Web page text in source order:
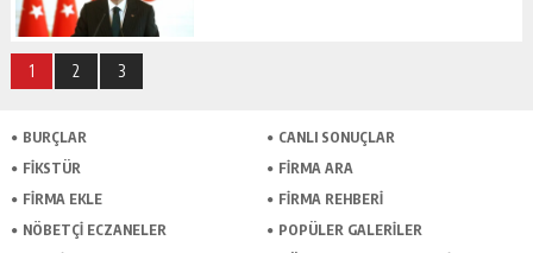
1 2 3
BURÇLAR
CANLI SONUÇLAR
FİKSTÜR
FİRMA ARA
FİRMA EKLE
FİRMA REHBERİ
NÖBETÇİ ECZANELER
POPÜLER GALERİLER